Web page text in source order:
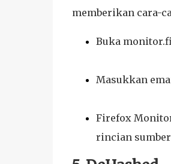
memberikan cara-
Buka
Masukkan
Firefox
rincian